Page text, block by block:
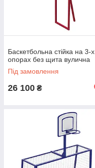
Баскетбольна стійка на 3-х
опорах без щита вулична
Під замовлення
26 100 ₴